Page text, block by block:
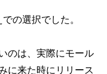
の選択でした。
のは、実際にモール
に来た時にリリース